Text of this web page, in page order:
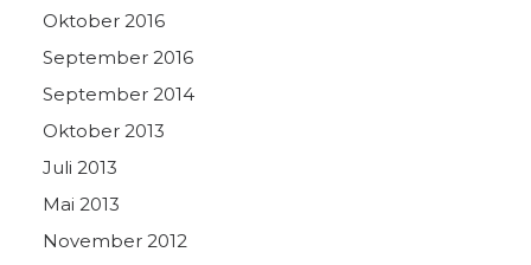
Oktober 2016
September 2016
September 2014
Oktober 2013
Juli 2013
Mai 2013
November 2012